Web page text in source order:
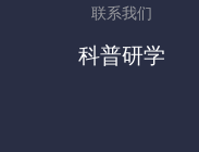
联系我们
科普研学